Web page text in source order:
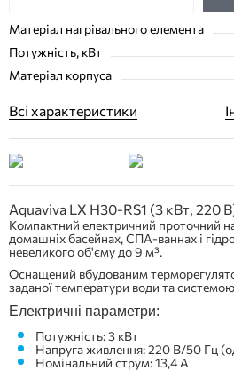
Матеріал нагрівального елемента
Потужність, кВт
Матеріал корпуса
Всі характеристики
Aquaviva LX H30-RS1 (3 кВт, 220
Компактний електричний проточний
домашніх басейнах, СПА-ваннах і
невеликого об'єму до 9 м³.
Оснащений вбудованим
заданої температури води та системою
Електричні параметри:
Потужність: 3 кВт
Напруга живлення: 220 В/50 Гц
Номінальний струм: 13,4 А